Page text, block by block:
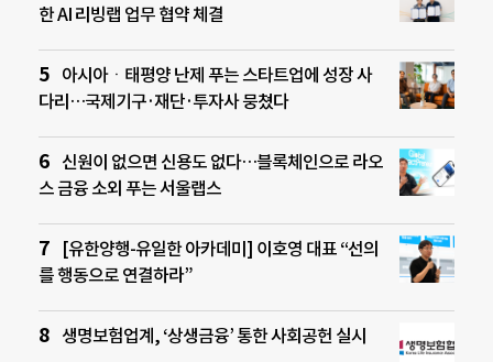
한 AI 리빙랩 업무 협약 체결
아시아ㆍ태평양 난제 푸는 스타트업에 성장 사
다리…국제기구·재단·투자사 뭉쳤다
신원이 없으면 신용도 없다…블록체인으로 라오
스 금융 소외 푸는 서울랩스
[유한양행-유일한 아카데미] 이호영 대표 “선의
를 행동으로 연결하라”
생명보험업계, ‘상생금융’ 통한 사회공헌 실시